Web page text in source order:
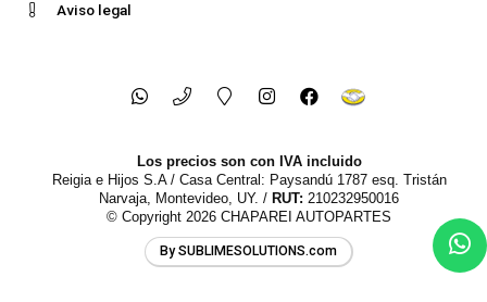
Aviso legal
Los precios son con IVA incluido
Reigia e Hijos S.A / Casa Central: Paysandú 1787 esq. Tristán
Narvaja, Montevideo, UY. / RUT: 210232950016
© Copyright 2026 CHAPAREI AUTOPARTES
By SUBLIMESOLUTIONS.com